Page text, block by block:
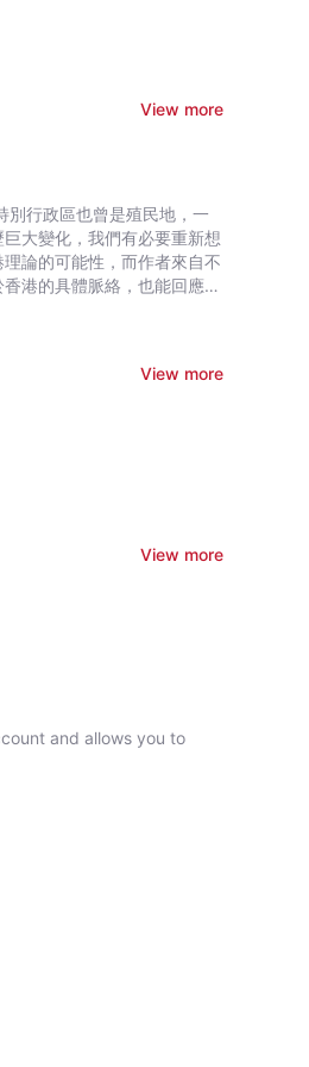
View more
大變化，我們有必要重新想
論的可能性，而作者來自不
港的具體脈絡，也能回應世
View more
View more
and allows you to